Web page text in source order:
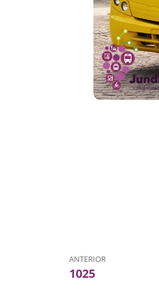
ANTERIOR
1025